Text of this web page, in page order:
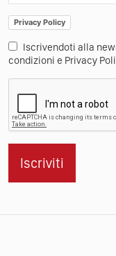
Privacy Policy
Iscrivendoti alla
condizioni e Privacy
Iscriviti